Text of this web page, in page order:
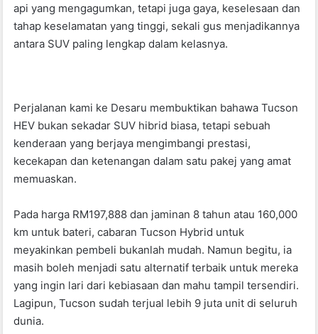
api yang mengagumkan, tetapi juga gaya, keselesaan dan
tahap keselamatan yang tinggi, sekali gus menjadikannya
antara SUV paling lengkap dalam kelasnya.
Perjalanan kami ke Desaru membuktikan bahawa Tucson
HEV bukan sekadar SUV hibrid biasa, tetapi sebuah
kenderaan yang berjaya mengimbangi prestasi,
kecekapan dan ketenangan dalam satu pakej yang amat
memuaskan.
Pada harga RM197,888 dan jaminan 8 tahun atau 160,000
km untuk bateri, cabaran Tucson Hybrid untuk
meyakinkan pembeli bukanlah mudah. Namun begitu, ia
masih boleh menjadi satu alternatif terbaik untuk mereka
yang ingin lari dari kebiasaan dan mahu tampil tersendiri.
Lagipun, Tucson sudah terjual lebih 9 juta unit di seluruh
dunia.